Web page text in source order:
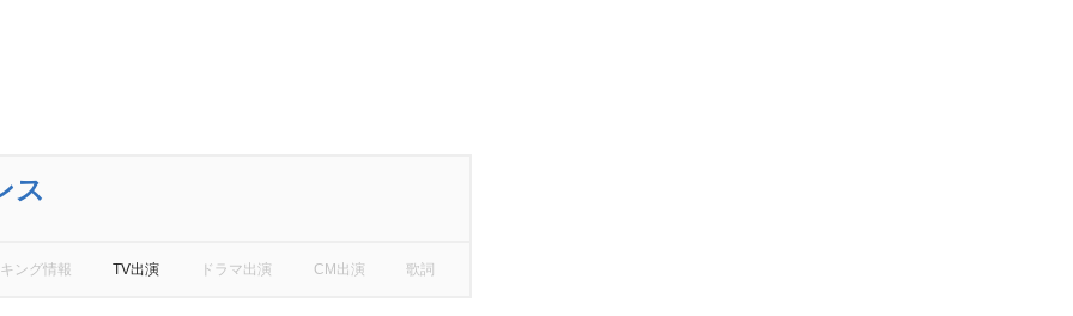
ス
ング情報 TV出演 ドラマ出演 CM出演 歌詞